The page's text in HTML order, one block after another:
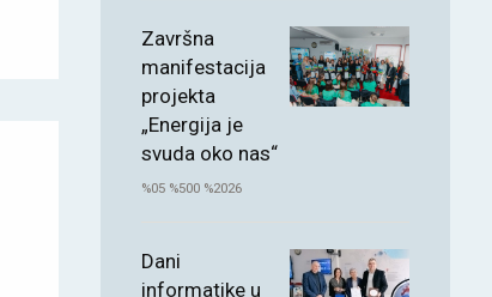
Završna
manifestacija
projekta
„Energija je
svuda oko nas“
%05 %500 %2026
Dani
informatike u